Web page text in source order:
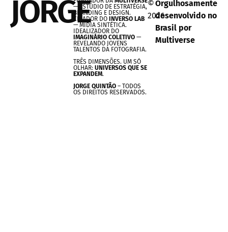
JORGE
©
2026
— ESTÚDIO DE ESTRATÉGIA,
BRANDING E DESIGN.
CRIADOR DO
INVERSO LAB
— MÍDIA SINTÉTICA.
IDEALIZADOR DO
IMAGINÁRIO COLETIVO—
REVELANDO JOVENS
TALENTOS DA FOTOGRAFIA.
TRÊS DIMENSÕES. UM SÓ
OLHAR: UNIVERSOS QUE SE
EXPANDEM.
JORGE QUINTÃO– TODOS
OS DIREITOS RESERVADOS.
Orgulhosamente
desenvolvido no
Brasil por
Multiverse